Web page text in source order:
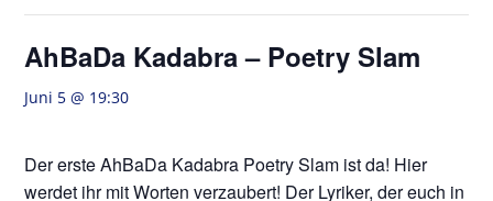
AhBaDa Kadabra – Poetry Slam
Juni 5 @ 19:30
Der erste AhBaDa Kadabra Poetry Slam ist da! Hier
werdet ihr mit Worten verzaubert! Der Lyriker, der euch in